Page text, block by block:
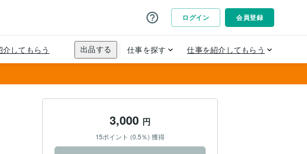
3,000 円
15ポイント (0.5％) 獲得